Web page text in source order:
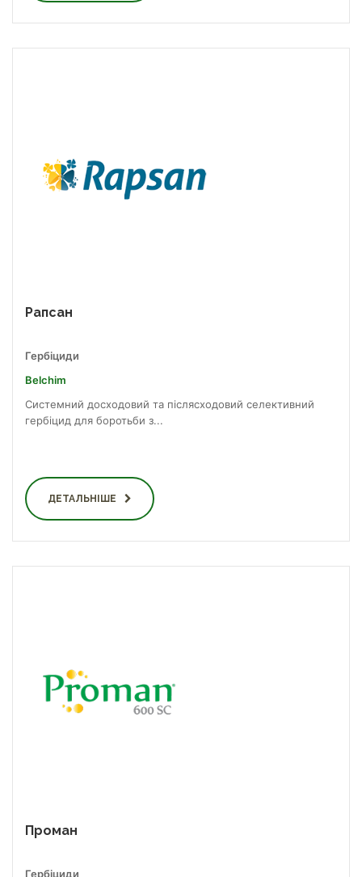
Рапсан
Гербіциди
Belchim
Системний досходовий та післясходовий селективний
гербіцид для боротьби з...
ДЕТАЛЬНІШЕ
Проман
Гербіциди